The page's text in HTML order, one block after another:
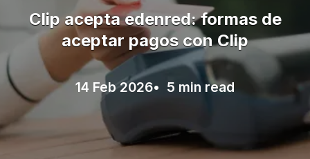
Clip acepta edenred: formas de
aceptar pagos con Clip
14 Feb 2026• 5 min read